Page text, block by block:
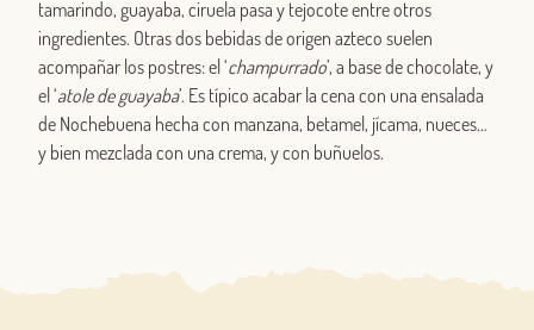
tamarindo, guayaba, ciruela pasa y tejocote entre otros
ingredientes. Otras dos bebidas de origen azteco suelen
acompañar los postres: el ‘champurrado’, a base de chocolate, y
el ‘atole de guayaba’. Es típico acabar la cena con una ensalada
de Nochebuena hecha con manzana, betamel, jícama, nueces…
y bien mezclada con una crema, y con buñuelos.